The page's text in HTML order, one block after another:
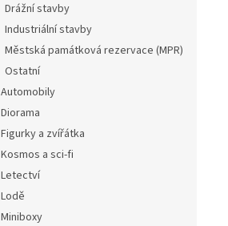
Drážní stavby
Industriální stavby
Městská památková rezervace (MPR)
Ostatní
Automobily
Diorama
Figurky a zvířátka
Kosmos a sci-fi
Letectví
Lodě
Miniboxy